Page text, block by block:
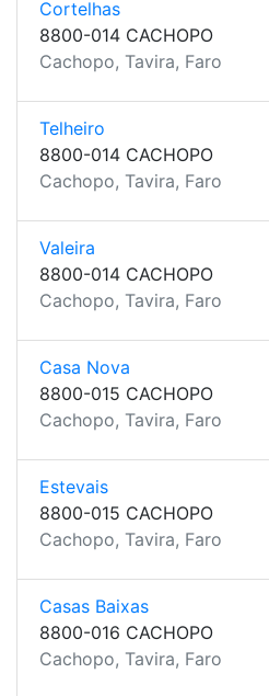
Cortelhas
8800-014 CACHOPO
Cachopo, Tavira, Faro
Telheiro
8800-014 CACHOPO
Cachopo, Tavira, Faro
Valeira
8800-014 CACHOPO
Cachopo, Tavira, Faro
Casa Nova
8800-015 CACHOPO
Cachopo, Tavira, Faro
Estevais
8800-015 CACHOPO
Cachopo, Tavira, Faro
Casas Baixas
8800-016 CACHOPO
Cachopo, Tavira, Faro